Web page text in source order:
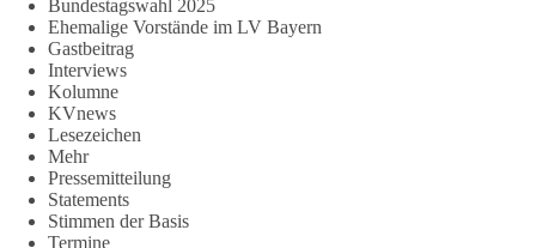
Bundestagswahl 2025
Ehemalige Vorstände im LV Bayern
Gastbeitrag
Interviews
Kolumne
KVnews
Lesezeichen
Mehr
Pressemitteilung
Statements
Stimmen der Basis
Termine